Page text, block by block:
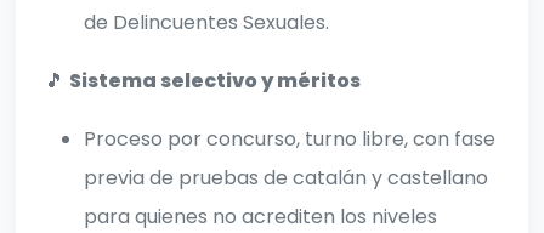
de Delincuentes Sexuales.
🎵 Sistema selectivo y méritos
Proceso por concurso, turno libre, con fase
previa de pruebas de catalán y castellano
para quienes no acrediten los niveles